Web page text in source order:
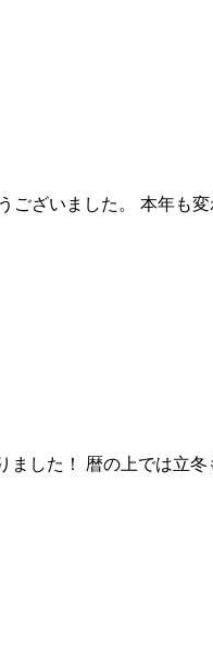
ざいました。 本年も
した！ 暦の上では立